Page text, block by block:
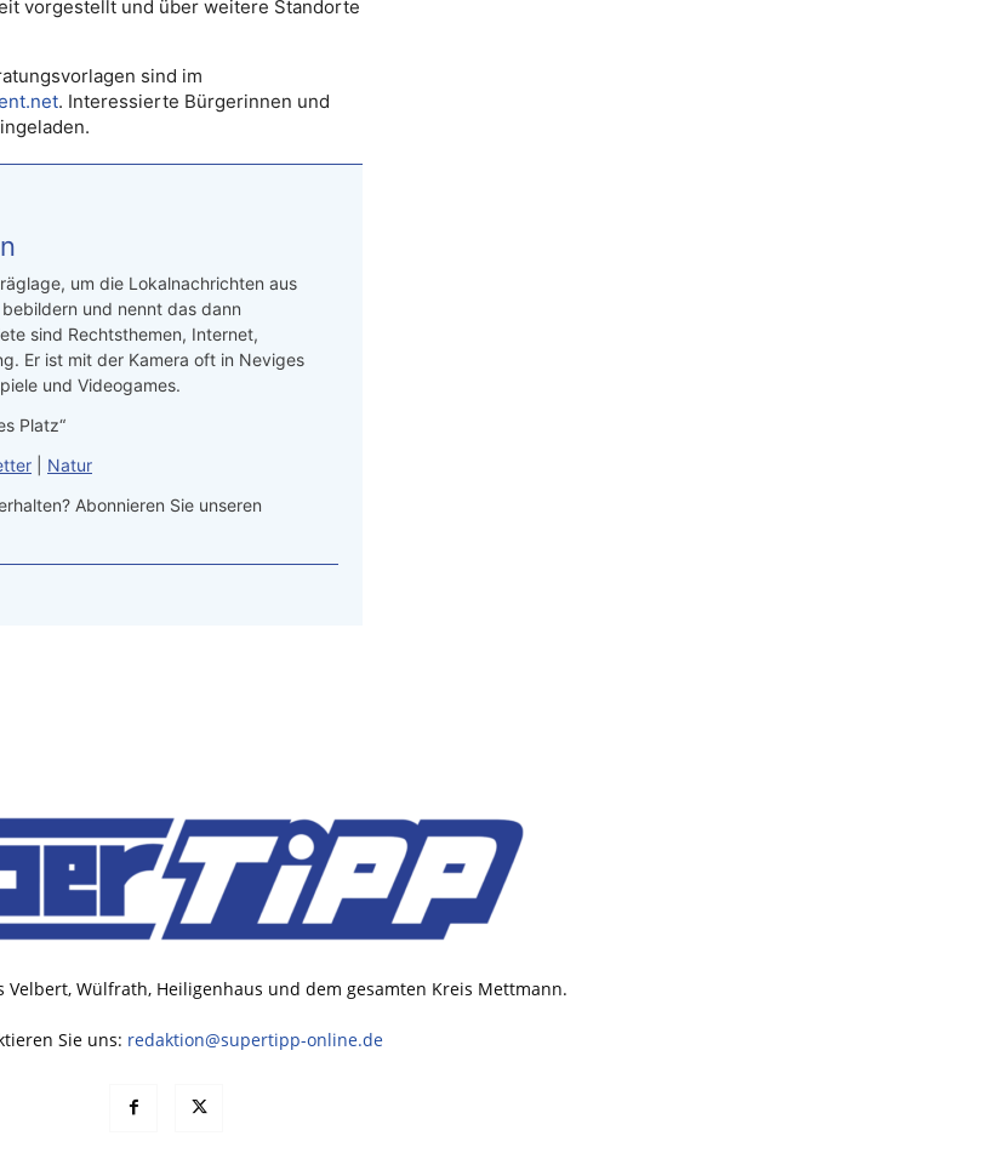
vorgestellt und über weitere Standorte
sind im
. Interessierte Bürgerinnen und
um die Lokalnachrichten aus
und nennt das dann
sind Rechtsthemen, Internet,
Er ist mit der Kamera oft in Neviges
und Videogames.
Platz“
Natur
Abonnieren Sie unseren
Velbert, Wülfrath, Heiligenhaus und dem gesamten Kreis Mettmann.
Sie uns: redaktion@supertipp-online.de